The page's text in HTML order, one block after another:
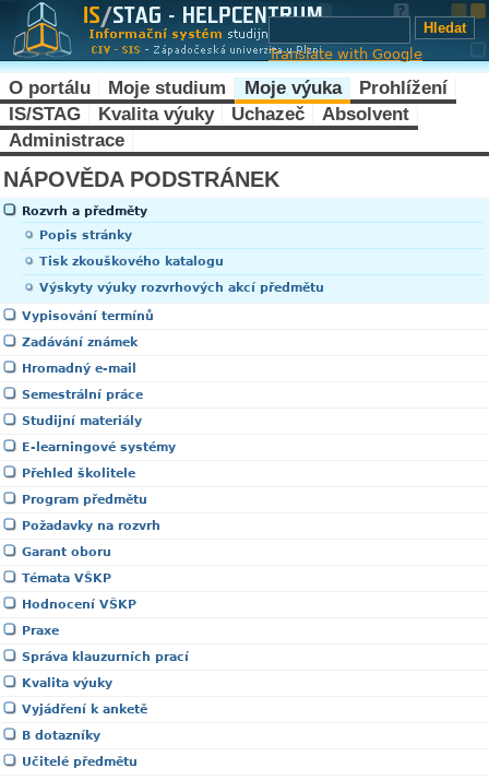
Translate with Google
O portálu Moje studium Moje výuka
Prohlížení
IS/STAG
Kvalita výuky Uchazeč
Absolvent
Administrace
NÁPOVĚDA PODSTRÁNEK
Rozvrh a předměty
Popis stránky
Tisk zkouškového katalogu
Výskyty výuky rozvrhových akcí předmětu
Vypisování termínů
Zadávání známek
Hromadný e-mail
Semestrální práce
Studijní materiály
E-learningové systémy
Přehled školitele
Program předmětu
Požadavky na rozvrh
Garant oboru
Témata VŠKP
Hodnocení VŠKP
Praxe
Správa klauzurních prací
Kvalita výuky
Vyjádření k anketě
B dotazníky
Učitelé předmětu